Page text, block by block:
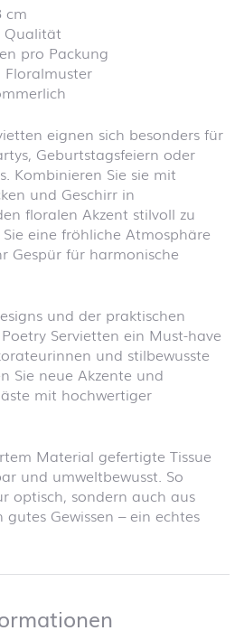
cm
Qualität
pro Packung
Floralmuster
eignen sich besonders für
Geburtstagsfeiern oder
Kombinieren Sie sie mit
und Geschirr in
floralen Akzent stilvoll zu
eine fröhliche Atmosphäre
Gespür für harmonische
und der praktischen
Servietten ein Must-have
und stilbewusste
Sie neue Akzente und
mit hochwertiger
Material gefertigte Tissue
und umweltbewusst. So
optisch, sondern auch aus
Gewissen – ein echtes